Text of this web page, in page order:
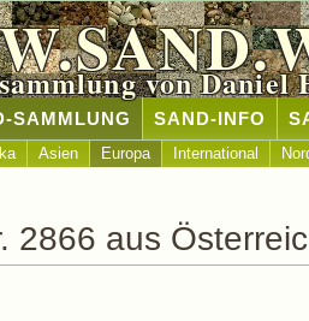
von Daniel
SAMMLUNG SAND-INFO
Asien Europa International
2866 aus